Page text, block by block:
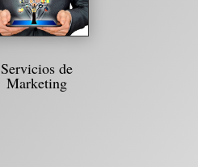
Servicios de
Marketing